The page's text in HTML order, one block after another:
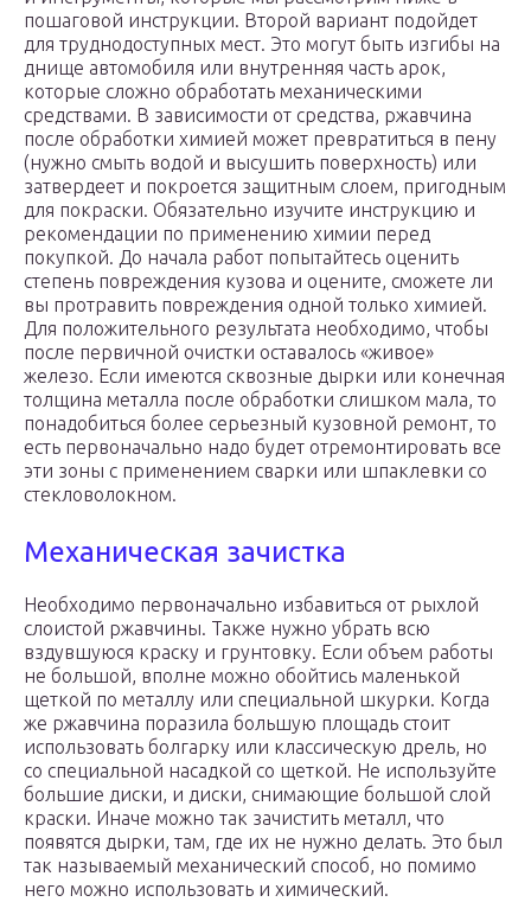
пошаговой инструкции. Второй вариант подойдет
для труднодоступных мест. Это могут быть изгибы на
днище автомобиля или внутренняя часть арок,
которые сложно обработать механическими
средствами. В зависимости от средства, ржавчина
после обработки химией может превратиться в пену
(нужно смыть водой и высушить поверхность) или
затвердеет и покроется защитным слоем, пригодным
для покраски. Обязательно изучите инструкцию и
рекомендации по применению химии перед
покупкой. До начала работ попытайтесь оценить
степень повреждения кузова и оцените, сможете ли
вы протравить повреждения одной только химией.
Для положительного результата необходимо, чтобы
после первичной очистки оставалось «живое»
железо. Если имеются сквозные дырки или конечная
толщина металла после обработки слишком мала, то
понадобиться более серьезный кузовной ремонт, то
есть первоначально надо будет отремонтировать все
эти зоны с применением сварки или шпаклевки со
стекловолокном.
Механическая зачистка
Необходимо первоначально избавиться от рыхлой
слоистой ржавчины. Также нужно убрать всю
вздувшуюся краску и грунтовку. Если объем работы
не большой, вполне можно обойтись маленькой
щеткой по металлу или специальной шкурки. Когда
же ржавчина поразила большую площадь стоит
использовать болгарку или классическую дрель, но
со специальной насадкой со щеткой. Не используйте
большие диски, и диски, снимающие большой слой
краски. Иначе можно так зачистить металл, что
появятся дырки, там, где их не нужно делать. Это был
так называемый механический способ, но помимо
него можно использовать и химический.